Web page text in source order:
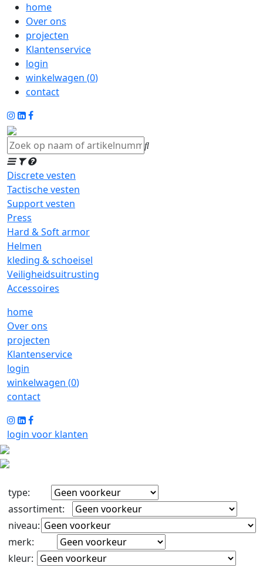
home
Over ons
projecten
Klantenservice
login
winkelwagen (0)
contact
Discrete vesten
Tactische vesten
Support vesten
Press
Hard & Soft armor
Helmen
kleding & schoeisel
Veiligheidsuitrusting
Accessoires
home
Over ons
projecten
Klantenservice
login
winkelwagen (0)
contact
login voor klanten
type:
assortiment:
niveau:
merk:
kleur: